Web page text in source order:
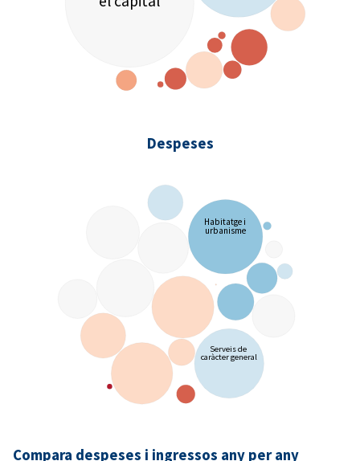
Despeses
Habitatge i
urbanisme
Serveis de
caràcter general
Compara despeses i ingressos any per any